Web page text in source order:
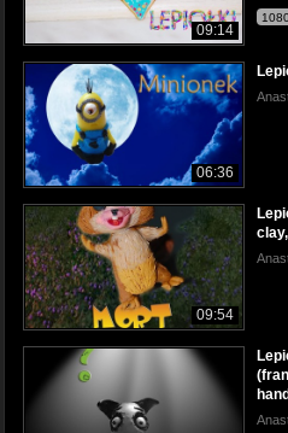
09:14
06:36
09:54
hand